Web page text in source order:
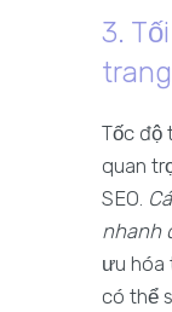
3.
trang
Tốc độ
quan
SEO.
nhanh
ưu hóa
có thể